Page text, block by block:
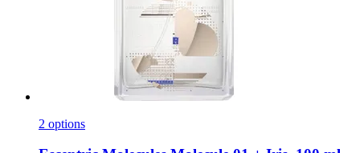
2 options